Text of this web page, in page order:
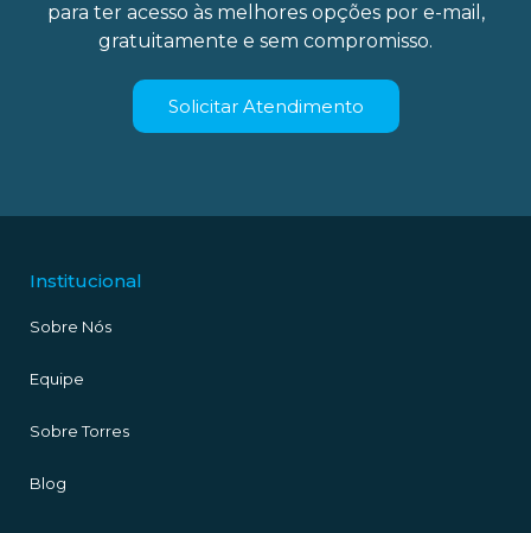
para ter acesso às melhores opções por e-mail,
gratuitamente e sem compromisso.
Solicitar Atendimento
Institucional
Sobre Nós
Equipe
Sobre Torres
Blog